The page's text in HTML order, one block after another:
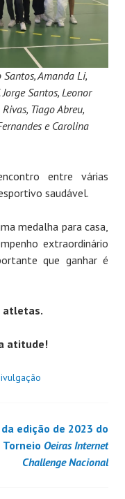
Amanda Li,
Santos, Leonor
Tiago Abreu,
e Carolina
entre várias
saudável.
medalha para casa,
extraordinário
que ganhar é
atletas.
atitude!
edição de 2023 do
Torneio Oeiras Internet
Challenge Nacional